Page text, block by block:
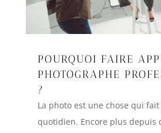
POURQUOI FAIRE
PHOTOGRAPHE
?
La photo est une chose qui
quotidien. Encore plus depuis